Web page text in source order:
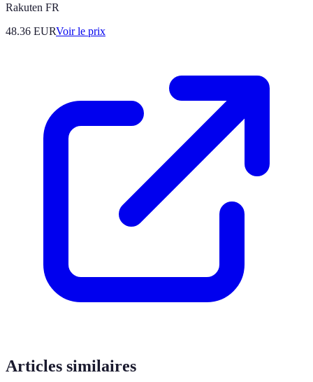
Rakuten FR
48.36 EURVoir le prix
Articles similaires